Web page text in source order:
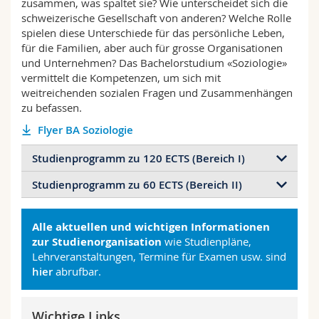
Math.-Nat. und Med. Fak.
Interfakultär
Mitarbeitende
Doktorierende
Webmail
Vorlesungsverzeichnis
MyUnifr
zusammen, was spaltet sie? Wie unterscheidet sich die
schweizerische Gesellschaft von anderen? Welche Rolle
spielen diese Unterschiede für das persönliche Leben,
für die Familien, aber auch für grosse Organisationen
und Unternehmen? Das Bachelorstudium «Soziologie»
vermittelt die Kompetenzen, um sich mit
weitreichenden sozialen Fragen und Zusammenhängen
zu befassen.
Flyer BA Soziologie
Studienprogramm zu 120 ECTS (Bereich I)
Das Programm beruht auf sozialwissenschaftlichen
und spezieller Soziologien. Das Studienprogramm
zu 120 ECTS besteht insgesamt aus acht Modulen.
In den Grundlagen Soziologie, Sozialarbeit und
Sozialpolitik liegt der Fokus auf Gesellschaften aus
soziologischer und sozialpolitischer Perspektive.
Studienprogramm zu 60 ECTS (Bereich II)
Grundlagen, einer Vertiefung allgemeiner Soziologie
und spezieller Soziologien. Die folgenden Module
werden in diesem Programm zu 60 ECTS
angeboten: Grundlagen Soziologie, Sozialarbeit und
Sozialpolitik, Vertiefung Soziologie,
Alle aktuellen und wichtigen Informationen
zur Studienorganisation wie Studienpläne,
Lehrveranstaltungen, Termine für Examen usw. sind
hierabrufbar.